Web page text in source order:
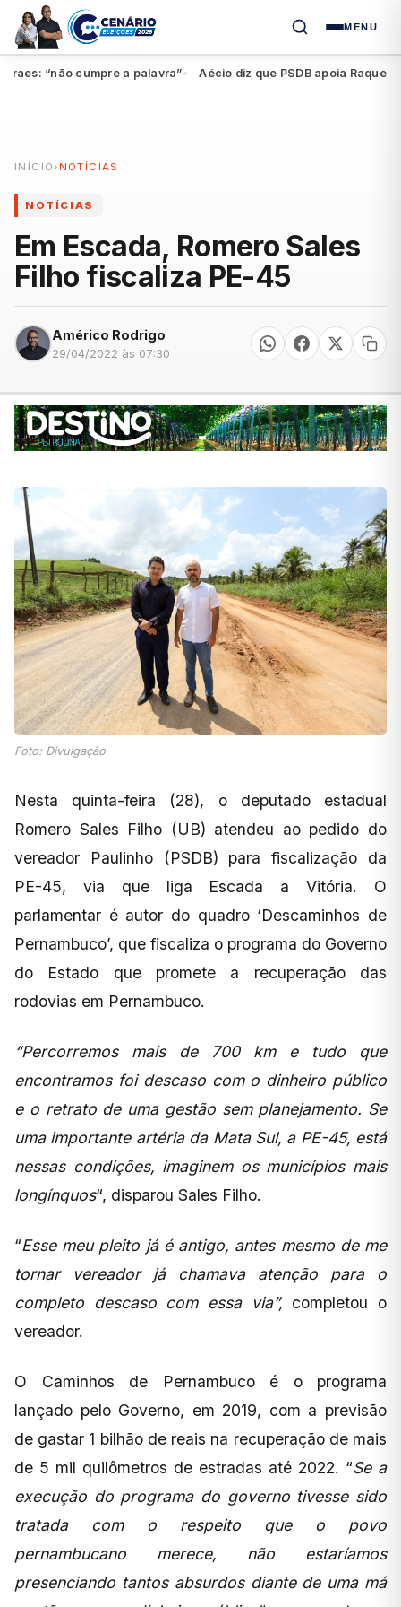
MENU
“não cumpre a palavra”● Aécio diz que PSDB apoia Raquel,
INÍCIO › NOTÍCIAS
NOTÍCIAS
Em Escada, Romero Sales
Filho fiscaliza PE-45
Américo Rodrigo
29/04/2022 às 07:30
Foto: Divulgação
Nesta quinta-feira (28), o deputado estadual
Romero Sales Filho (UB) atendeu ao pedido do
vereador Paulinho (PSDB) para fiscalização da
PE-45, via que liga Escada a Vitória. O
parlamentar é autor do quadro ‘Descaminhos de
Pernambuco’, que fiscaliza o programa do Governo
do Estado que promete a recuperação das
rodovias em Pernambuco.
“Percorremos mais de 700 km e tudo que
encontramos foi descaso com o dinheiro público
e o retrato de uma gestão sem planejamento. Se
uma importante artéria da Mata Sul, a PE-45, está
nessas condições, imaginem os municípios mais
longínquos“, disparou Sales Filho.
“Esse meu pleito já é antigo, antes mesmo de me
tornar vereador já chamava atenção para o
completo descaso com essa via”, completou o
vereador.
O Caminhos de Pernambuco é o programa
lançado pelo Governo, em 2019, com a previsão
de gastar 1 bilhão de reais na recuperação de mais
de 5 mil quilômetros de estradas até 2022. “Se a
execução do programa do governo tivesse sido
tratada com o respeito que o povo
pernambucano merece, não estaríamos
presenciando tantos absurdos diante de uma má